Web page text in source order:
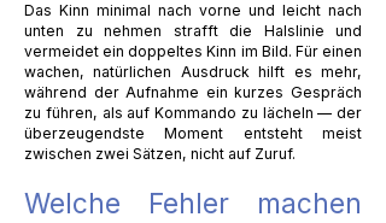
Das Kinn minimal nach vorne und leicht nach
unten zu nehmen strafft die Halslinie und
vermeidet ein doppeltes Kinn im Bild. Für einen
wachen, natürlichen Ausdruck hilft es mehr,
während der Aufnahme ein kurzes Gespräch
zu führen, als auf Kommando zu lächeln — der
überzeugendste Moment entsteht meist
zwischen zwei Sätzen, nicht auf Zuruf.
Welche Fehler machen